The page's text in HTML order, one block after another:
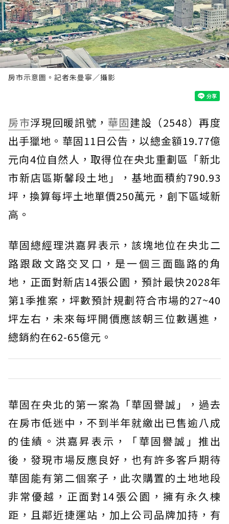
房市示意圖。記者朱曼寧／攝影
房市浮現回暖訊號， 華固建設（2548）再度
出手獵地。華固11日公告，以總金額19.77億
元向4位自然人，取得位在央北重劃區「新北
市新店區斯馨段土地」，基地面積約790.93
坪，換算每坪土地單價250萬元，創下區域新
高。
華固總經理洪嘉昇表示，該塊地位在央北二
路跟啟文路交叉口，是一個三面臨路的角
地，正面對新店14張公園，預計最快2028年
第1季推案，坪數預計規劃符合市場的27~40
坪左右，未來每坪開價應該朝三位數邁進，
總銷約在62-65億元。
華固在央北的第一案為「華固譽誠」，過去
在房市低迷中，不到半年就繳出已售逾八成
的佳績。洪嘉昇表示，「華固譽誠」推出
後，發現市場反應良好，也有許多客戶期待
華固能有第二個案子，此次購置的土地地段
非常優越，正面對14張公園，擁有永久棟
距，且鄰近捷運站，加上公司品牌加持，有